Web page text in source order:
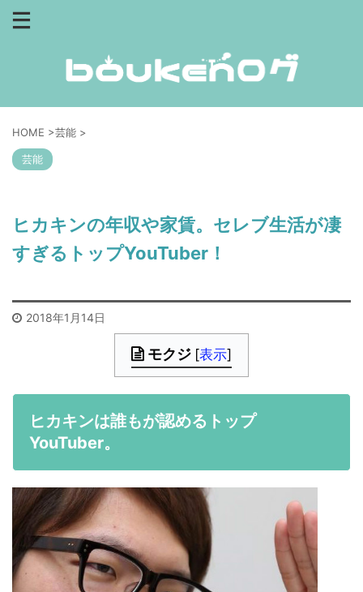
HOME >芸能 >
芸能
ヒカキンの年収や家賃。セレブ生活が凄
すぎるトップYouTuber！
2018年1月14日
モクジ [表示]
ヒカキンは誰もが認めるトップ
YouTuber。